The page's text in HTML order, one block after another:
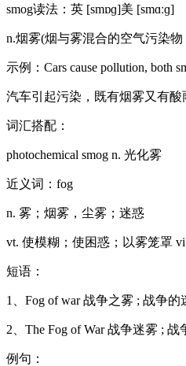
smog读法：英 [smɒɡ]美 [smɑːɡ]
n.烟雾(烟与雾混合的空气污染
示例：Cars cause pollution, both
汽车引起污染，既有烟雾又有酸
词汇搭配：
photochemical smog n. 光化雾
近义词：fog
n. 雾；烟雾，尘雾；迷惑
vt. 使模糊；使困惑；以雾笼罩
短语：
1、Fog of war 战争之雾 ; 战争的
2、The Fog of War 战争迷雾 ;
例句：